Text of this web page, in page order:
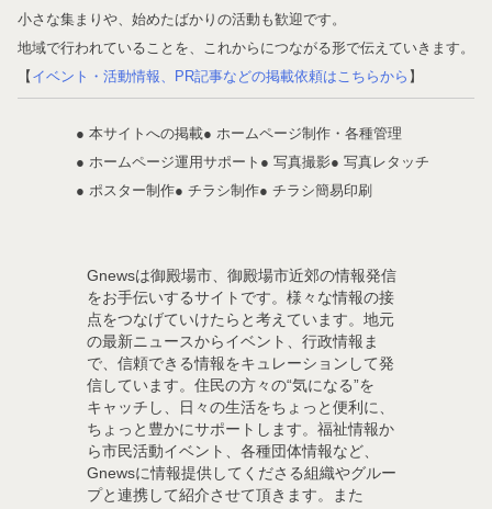
小さな集まりや、始めたばかりの活動も歓迎です。
地域で行われていることを、これからにつながる形で伝えていきます。
【 イベント・活動情報、PR記事などの掲載依頼はこちらから 】
● 本サイトへの掲載● ホームページ制作・各種管理
● ホームページ運用サポート ● 写真撮影● 写真レタッチ
● ポスター制作● チラシ制作● チラシ簡易印刷
Gnewsは御殿場市、御殿場市近郊の情報発信
をお手伝いするサイトです。様々な情報の接
点をつなげていけたらと考えています。地元
の最新ニュースからイベント、行政情報ま
で、信頼できる情報をキュレーションして発
信しています。住民の方々の“気になる”を
キャッチし、日々の生活をちょっと便利に、
ちょっと豊かにサポートします。福祉情報か
ら市民活動イベント、各種団体情報など、
Gnewsに情報提供してくださる組織やグルー
プと連携して紹介させて頂きます。また